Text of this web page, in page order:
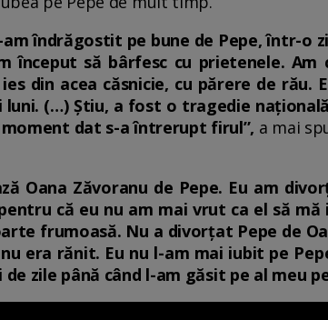
am îndrăgostit pe bune de Pepe, într-o
început să bârfesc cu prietenele.
din acea căsnicie, cu părere de rău.
(…) Știu, a fost o tragedie
moment dat s-a întrerupt firul”, a mai
Oana Zăvoranu de Pepe. Eu am
că eu nu am mai vrut ca el să
frumoasă. Nu a divorțat Pepe de
nu era rănit. Eu nu l-am mai iubit pe
de zile până când l-am găsit pe al meu